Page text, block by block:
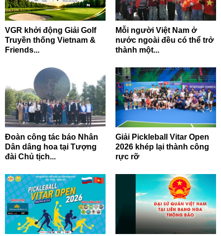
VGR khởi động Giải Golf
Truyền thống Vietnam &
Friends...
Mỗi người Việt Nam ở
nước ngoài đều có thể trở
thành một...
Đoàn công tác báo Nhân
Dân dâng hoa tại Tượng
đài Chủ tịch...
Giải Pickleball Vitar Open
2026 khép lại thành công
rực rỡ